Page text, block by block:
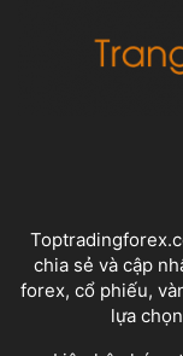
chia sẻ và cập
forex, cổ phiếu,
lựa